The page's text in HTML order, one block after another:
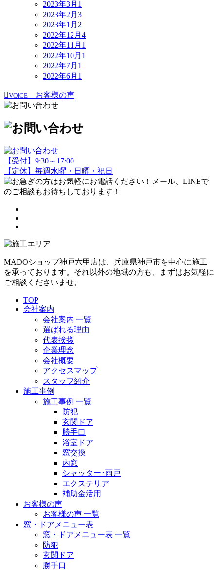
2023年3月 1
2023年2月 3
2023年1月 2
2022年12月 4
2022年11月 1
2022年10月 1
2022年7月 1
2022年6月 1
VOICE お客様の声
【受付】9:30～17:00
【定休】毎週水曜・日曜・祝日
MADOショップ神戸六甲店は、兵庫県神戸市を中心に施工
を承っております。それ以外の地域の方も、まずはお気軽に
ご相談くださいませ。
TOP
会社案内
会社案内 一覧
選ばれる理由
代表挨拶
企業理念
会社概要
アクセスマップ
スタッフ紹介
施工事例
施工事例 一覧
防犯
玄関ドア
勝手口
浴室ドア
窓交換
内窓
シャッター･雨戸
エクステリア
補助金活用
お客様の声
お客様の声 一覧
窓・ドアメニュー表
窓・ドアメニュー表 一覧
防犯
玄関ドア
勝手口